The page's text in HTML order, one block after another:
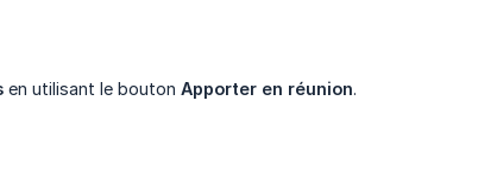
en utilisant le bouton Apporter en réunion.